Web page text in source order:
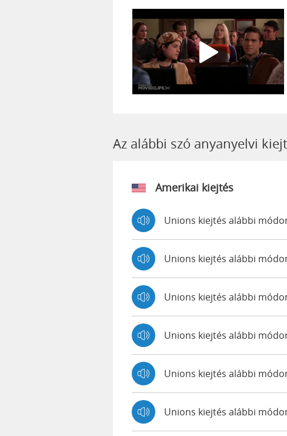
Az alábbi szó anyanyelvi
Amerikai kiejtés
Unions kiejtés alábbi
Unions kiejtés alábbi
Unions kiejtés alábbi
Unions kiejtés alábbi
Unions kiejtés alábbi
Unions kiejtés alábbi